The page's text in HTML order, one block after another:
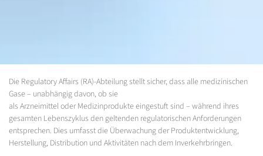
Die Regulatory Affairs (RA)-Abteilung stellt sicher, dass alle medizinischen
Gase – unabhängig davon, ob sie
als Arzneimittel oder Medizinprodukte eingestuft sind – während ihres
gesamten Lebenszyklus den geltenden regulatorischen Anforderungen
entsprechen. Dies umfasst die Überwachung der Produktentwicklung,
Herstellung, Distribution und Aktivitäten nach dem Inverkehrbringen.